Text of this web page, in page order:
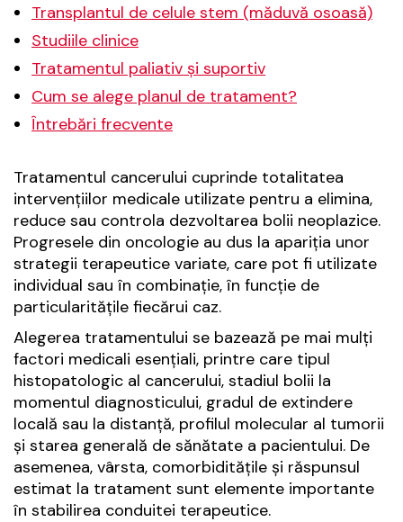
Transplantul de celule stem (măduvă osoasă)
Studiile clinice
Tratamentul paliativ și suportiv
Cum se alege planul de tratament?
Întrebări frecvente
Tratamentul cancerului cuprinde totalitatea
intervențiilor medicale utilizate pentru a elimina,
reduce sau controla dezvoltarea bolii neoplazice.
Progresele din oncologie au dus la apariția unor
strategii terapeutice variate, care pot fi utilizate
individual sau în combinație, în funcție de
particularitățile fiecărui caz.
Alegerea tratamentului se bazează pe mai mulți
factori medicali esențiali, printre care tipul
histopatologic al cancerului, stadiul bolii la
momentul diagnosticului, gradul de extindere
locală sau la distanță, profilul molecular al tumorii
și starea generală de sănătate a pacientului. De
asemenea, vârsta, comorbiditățile și răspunsul
estimat la tratament sunt elemente importante
în stabilirea conduitei terapeutice.